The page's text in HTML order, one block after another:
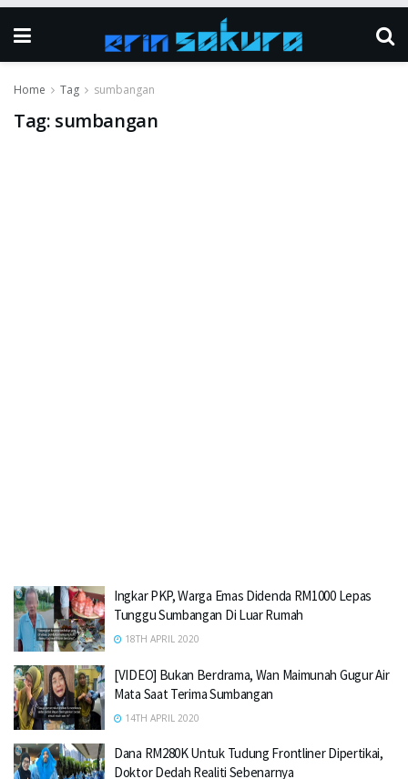
Home Tag sumbangan
Tag: sumbangan
Ingkar PKP, Warga Emas Didenda RM1000 Lepas
Tunggu Sumbangan Di Luar Rumah
18TH APRIL 2020
[VIDEO] Bukan Berdrama, Wan Maimunah Gugur Air
Mata Saat Terima Sumbangan
14TH APRIL 2020
Dana RM280K Untuk Tudung Frontliner Dipertikai,
Doktor Dedah Realiti Sebenarnya